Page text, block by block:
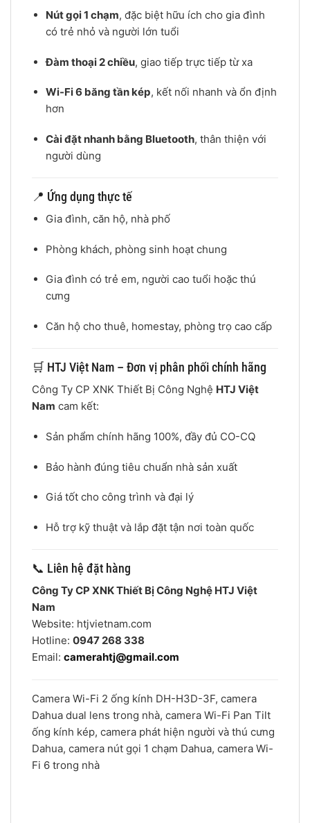
Nút gọi 1 chạm, đặc biệt hữu ích cho gia đình
có trẻ nhỏ và người lớn tuổi
Đàm thoại 2 chiều, giao tiếp trực tiếp từ xa
Wi-Fi 6 băng tần kép, kết nối nhanh và ổn định
hơn
Cài đặt nhanh bằng Bluetooth, thân thiện với
người dùng
📍 Ứng dụng thực tế
Gia đình, căn hộ, nhà phố
Phòng khách, phòng sinh hoạt chung
Gia đình có trẻ em, người cao tuổi hoặc thú
cưng
Căn hộ cho thuê, homestay, phòng trọ cao cấp
🛒 HTJ Việt Nam – Đơn vị phân phối chính hãng
Công Ty CP XNK Thiết Bị Công Nghệ HTJ Việt
Nam cam kết:
Sản phẩm chính hãng 100%, đầy đủ CO-CQ
Bảo hành đúng tiêu chuẩn nhà sản xuất
Giá tốt cho công trình và đại lý
Hỗ trợ kỹ thuật và lắp đặt tận nơi toàn quốc
📞 Liên hệ đặt hàng
Công Ty CP XNK Thiết Bị Công Nghệ HTJ Việt
Nam
Website: htjvietnam.com
Hotline: 0947 268 338
Email: camerahtj@gmail.com
Camera Wi-Fi 2 ống kính DH-H3D-3F, camera
Dahua dual lens trong nhà, camera Wi-Fi Pan Tilt
ống kính kép, camera phát hiện người và thú cưng
Dahua, camera nút gọi 1 chạm Dahua, camera Wi-
Fi 6 trong nhà